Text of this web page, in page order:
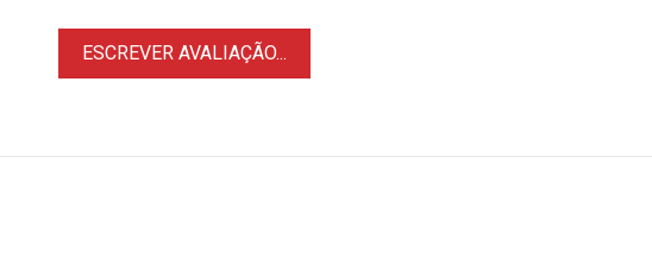
ESCREVER AVALIAÇÃO...